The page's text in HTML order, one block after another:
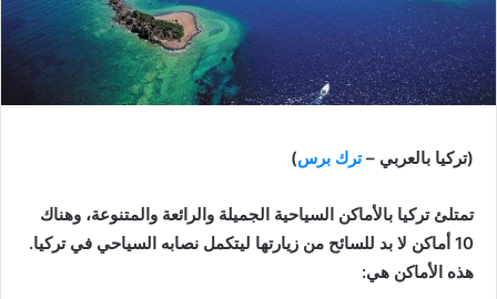
(تركيا بالعربي –ترك برس)
تمتلئ تركيا بالأماكن السياحية الجميلة والرائعة والمتنوعة، وهناك
10 أماكن لا بد للسائح من زيارتها ليتكمل نصابه السياحي في تركيا.
هذه الأماكن هي: